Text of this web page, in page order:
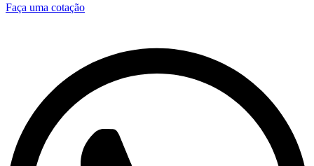
Faça uma cotação